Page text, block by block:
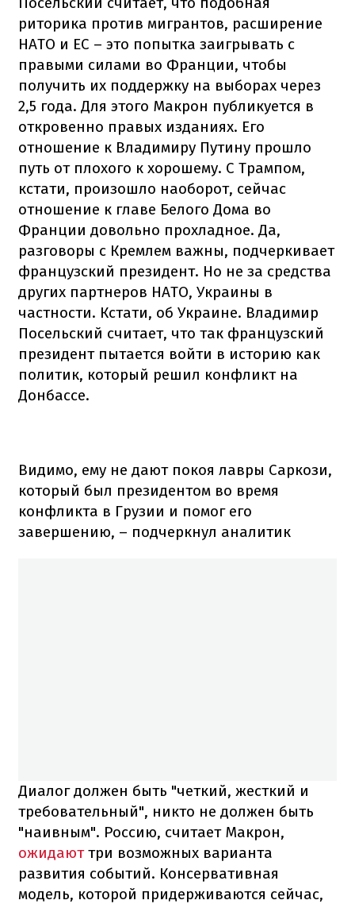
риторика против мигрантов, расширение
НАТО и ЕС – это попытка заигрывать с
правыми силами во Франции, чтобы
получить их поддержку на выборах через
2,5 года. Для этого Макрон публикуется в
откровенно правых изданиях. Его
отношение к Владимиру Путину прошло
путь от плохого к хорошему. С Трампом,
кстати, произошло наоборот, сейчас
отношение к главе Белого Дома во
Франции довольно прохладное. Да,
разговоры с Кремлем важны, подчеркивает
французский президент. Но не за средства
других партнеров НАТО, Украины в
частности. Кстати, об Украине. Владимир
Посельский считает, что так французский
президент пытается войти в историю как
политик, который решил конфликт на
Донбассе.
Видимо, ему не дают покоя лавры Саркози,
который был президентом во время
конфликта в Грузии и помог его
завершению, – подчеркнул аналитик
Диалог должен быть "четкий, жесткий и
требовательный", никто не должен быть
"наивным". Россию, считает Макрон,
ожидаюттри возможных варианта
развития событий. Консервативная
модель, которой придерживаются сейчас,